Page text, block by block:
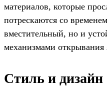
материалов, которые
потрескаются со
вместительный, но и
механизмами
Стиль и дизайн